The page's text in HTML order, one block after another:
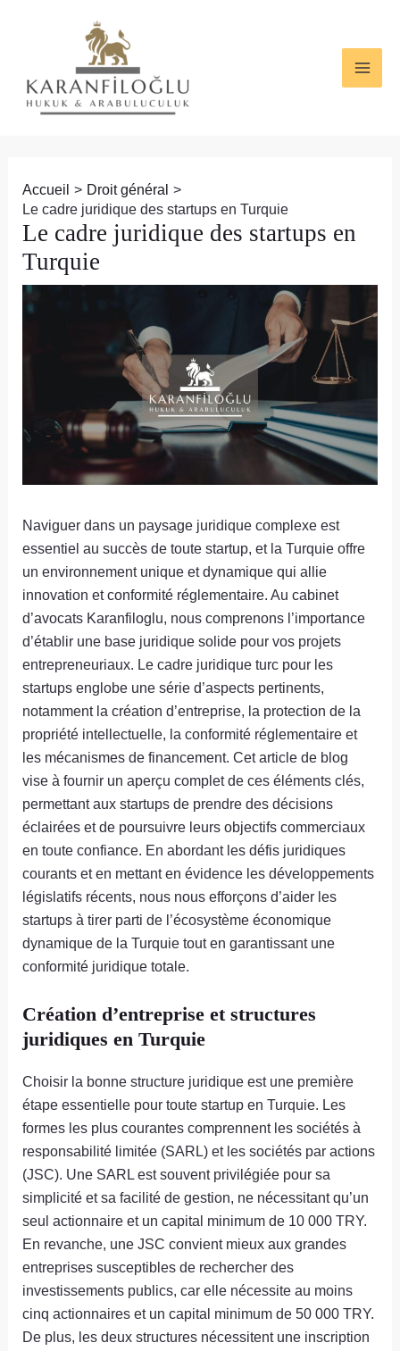
Accueil
Droit général
Le cadre juridique des startups en Turquie
Le cadre juridique des startups en
Turquie
Naviguer dans un paysage juridique complexe est
essentiel au succès de toute startup, et la Turquie offre
un environnement unique et dynamique qui allie
innovation et conformité réglementaire. Au cabinet
d’avocats Karanfiloglu, nous comprenons l’importance
d’établir une base juridique solide pour vos projets
entrepreneuriaux. Le cadre juridique turc pour les
startups englobe une série d’aspects pertinents,
notamment la création d’entreprise, la protection de la
propriété intellectuelle, la conformité réglementaire et
les mécanismes de financement. Cet article de blog
vise à fournir un aperçu complet de ces éléments clés,
permettant aux startups de prendre des décisions
éclairées et de poursuivre leurs objectifs commerciaux
en toute confiance. En abordant les défis juridiques
courants et en mettant en évidence les développements
législatifs récents, nous nous efforçons d’aider les
startups à tirer parti de l’écosystème économique
dynamique de la Turquie tout en garantissant une
conformité juridique totale.
Création d’entreprise et structures
juridiques en Turquie
Choisir la bonne structure juridique est une première
étape essentielle pour toute startup en Turquie. Les
formes les plus courantes comprennent les sociétés à
responsabilité limitée (SARL) et les sociétés par actions
(JSC). Une SARL est souvent privilégiée pour sa
simplicité et sa facilité de gestion, ne nécessitant qu’un
seul actionnaire et un capital minimum de 10 000 TRY.
En revanche, une JSC convient mieux aux grandes
entreprises susceptibles de rechercher des
investissements publics, car elle nécessite au moins
cinq actionnaires et un capital minimum de 50 000 TRY.
De plus, les deux structures nécessitent une inscription